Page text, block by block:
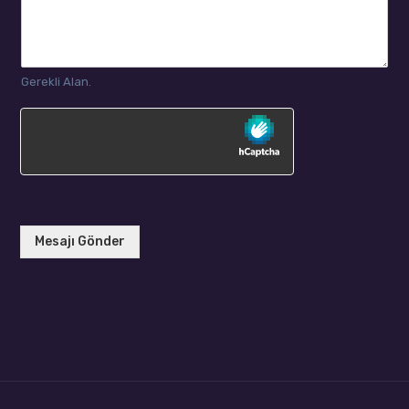
Gerekli Alan.
Mesajı Gönder